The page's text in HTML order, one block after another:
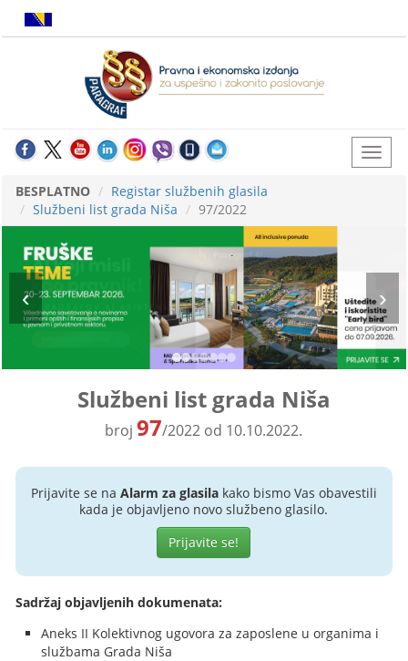
BESPLATNO
Registar službenih glasila
Službeni list grada Niša
97/2022
Službeni list grada Niša
broj97/2022 od 10.10.2022.
Prijavite se na Alarm za glasilakako bismo Vas obavestili
kada je objavljeno novo službeno glasilo.
Prijavite se!
Sadržaj objavljenih dokumenata:
Aneks II Kolektivnog ugovora za zaposlene u organima i
službama Grada Niša